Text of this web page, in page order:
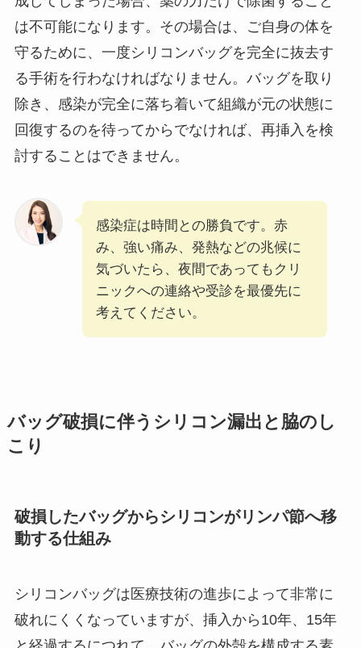
は不可能になります。その場合は、ご自身の体を
守るために、一度シリコンバッグを完全に抜去す
る手術を行わなければなりません。バッグを取り
除き、感染が完全に落ち着いて組織が元の状態に
回復するのを待ってからでなければ、再挿入を検
討することはできません。
感染症は時間との勝負です。赤
み、強い痛み、発熱などの兆候に
気づいたら、夜間であってもクリ
ニックへの連絡や受診を最優先に
考えてください。
バッグ破損に伴うシリコン漏出と脇のし
こり
破損したバッグからシリコンがリンパ節へ移
動する仕組み
シリコンバッグは医療技術の進歩によって非常に
破れにくくなっていますが、挿入から10年、15年